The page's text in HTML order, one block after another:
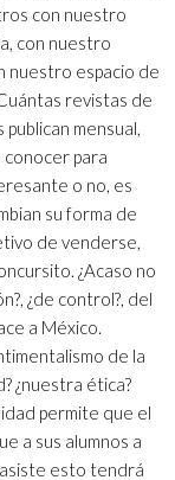
con nuestro
con nuestro
nuestro espacio de
revistas de
mensual,
conocer para
o no, es
su forma de
de venderse,
¿Acaso no
¿de control?, del
a México.
de la
¿nuestra ética?
permite que el
a sus alumnos a
esto tendrá